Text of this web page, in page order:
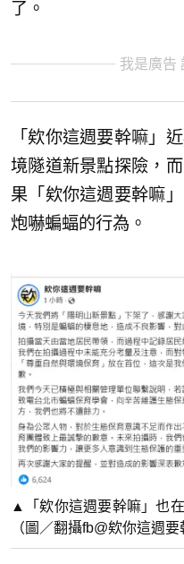
了。
我是廣告
「欸你這週要幹嘛」
境隧道新景點探險，
果「欸你這週要幹嘛
炮嚇蝙蝠的行為。
▲「欸你這週要幹嘛」也
（圖／翻攝fb@欸你這週要